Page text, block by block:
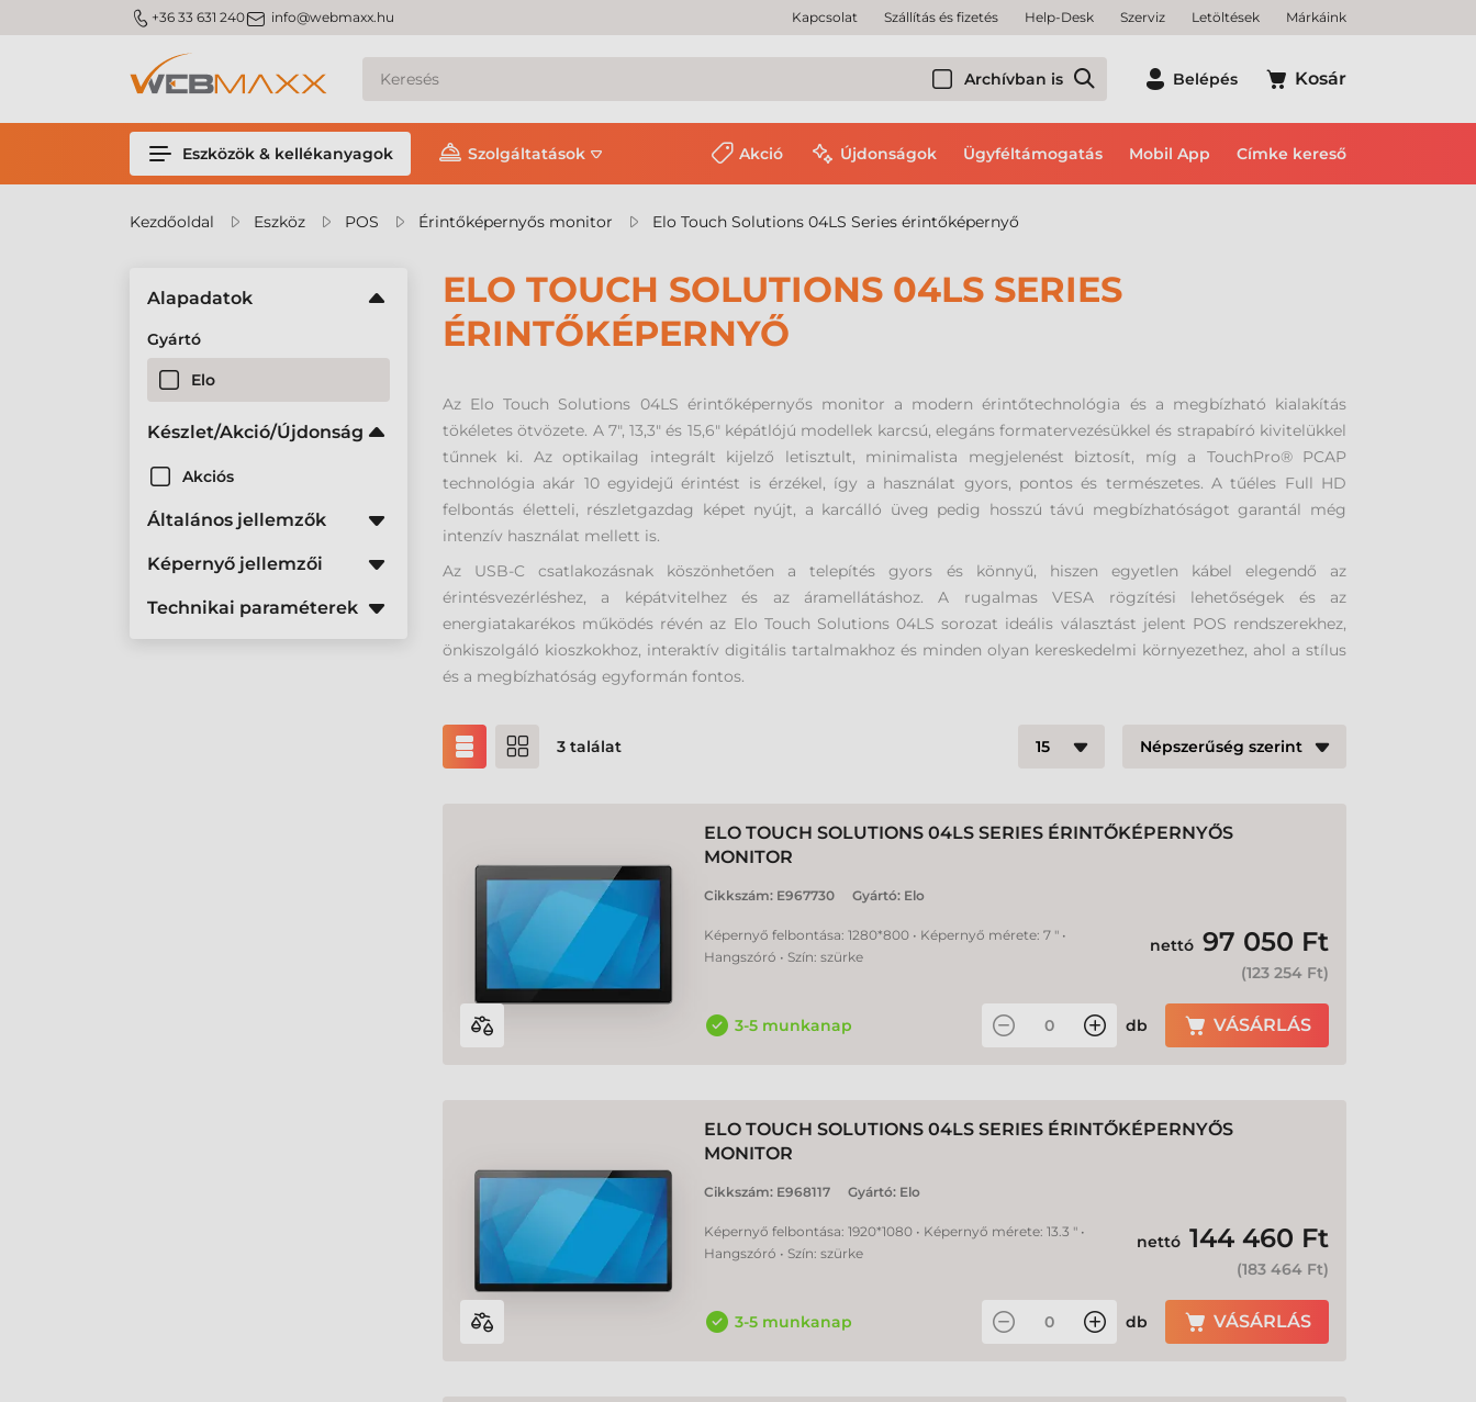
m_phone +36 33 631 240m_email info@webmaxx.hu Kapcsolat Szállítás és fizetés Help-Desk Szerviz Letöltések Márkáink
Archívban is Belépés Kosár
Eszközök & kellékanyagok Szolgáltatások Akció Újdonságok Ügyféltámogatás Mobil App Címke kereső
Kezdőoldal Eszköz POS Érintőképernyős monitor Elo Touch Solutions 04LS Series érintőképernyő
ELO TOUCH SOLUTIONS 04LS SERIES
ÉRINTŐKÉPERNYŐ
Az Elo Touch Solutions 04LS érintőképernyős monitor a modern érintőtechnológia és a megbízható kialakítás
tökéletes ötvözete. A 7", 13,3" és 15,6" képátlójú modellek karcsú, elegáns formatervezésükkel és strapabíró kivitelükkel
tűnnek ki. Az optikailag integrált kijelző letisztult, minimalista megjelenést biztosít, míg a TouchPro® PCAP
technológia akár 10 egyidejű érintést is érzékel, így a használat gyors, pontos és természetes. A tűéles Full HD
felbontás életteli, részletgazdag képet nyújt, a karcálló üveg pedig hosszú távú megbízhatóságot garantál még
intenzív használat mellett is.
Az USB-C csatlakozásnak köszönhetően a telepítés gyors és könnyű, hiszen egyetlen kábel elegendő az
érintésvezérléshez, a képátvitelhez és az áramellátáshoz. A rugalmas VESA rögzítési lehetőségek és az
energiatakarékos működés révén az Elo Touch Solutions 04LS sorozat ideális választást jelent POS rendszerekhez,
önkiszolgáló kioszkokhoz, interaktív digitális tartalmakhoz és minden olyan kereskedelmi környezethez, ahol a stílus
és a megbízhatóság egyformán fontos.
3 találat
ELO TOUCH SOLUTIONS 04LS SERIES ÉRINTŐKÉPERNYŐS
MONITOR
Cikkszám: E967730 Gyártó: Elo
Képernyő felbontása: 1280*800 • Képernyő mérete: 7 " •
Hangszóró • Szín: szürke
nettó 97 050 Ft
(123 254 Ft)
3-5 munkanap db VÁSÁRLÁS
ELO TOUCH SOLUTIONS 04LS SERIES ÉRINTŐKÉPERNYŐS
MONITOR
Cikkszám: E968117 Gyártó: Elo
Képernyő felbontása: 1920*1080 • Képernyő mérete: 13.3 " •
Hangszóró • Szín: szürke
nettó 144 460 Ft
(183 464 Ft)
3-5 munkanap db VÁSÁRLÁS
Alapadatok
Gyártó
Elo
Készlet/Akció/Újdonság
Akciós
Általános jellemzők
Képernyő jellemzői
Technikai paraméterek